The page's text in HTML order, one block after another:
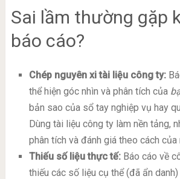
Sai lầm thường gặp
báo cáo?
Chép nguyên xi tài liệu công ty:
thể hiện góc nhìn và phân tích của
bản sao của sổ tay nghiệp vụ hay
Dùng tài liệu công ty làm nền tảng,
phân tích và đánh giá theo cách của
Thiếu số liệu thực tế:Báo cáo về
thiếu các số liệu cụ thể (đã ẩn